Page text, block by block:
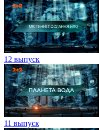
12 выпуск
11 выпуск